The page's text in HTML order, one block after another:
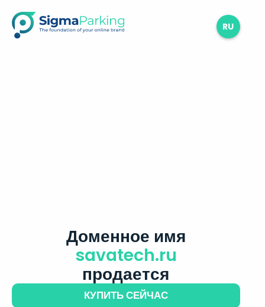
RU
Доменное имя
savatech.ru
продается
КУПИТЬ СЕЙЧАС